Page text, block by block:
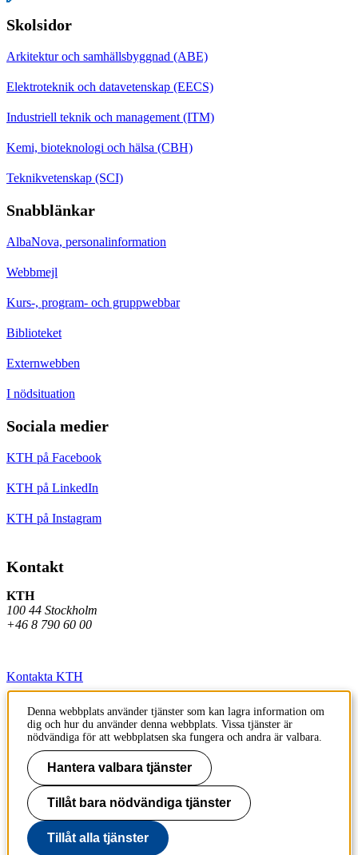
Skolsidor
Arkitektur och samhällsbyggnad (ABE)
Elektroteknik och datavetenskap (EECS)
Industriell teknik och management (ITM)
Kemi, bioteknologi och hälsa (CBH)
Teknikvetenskap (SCI)
Snabblänkar
AlbaNova, personalinformation
Webbmejl
Kurs-, program- och gruppwebbar
Biblioteket
Externwebben
I nödsituation
Sociala medier
KTH på Facebook
KTH på LinkedIn
KTH på Instagram
Kontakt
KTH
100 44 Stockholm
+46 8 790 60 00
Kontakta KTH
Jobba på KTH
Press och media
Faktura och betalning KTH
Om KTH:s webbplatser
Tillgänglighetsredogörelse
Denna webbplats använder tjänster som kan lagra information om
dig och hur du använder denna webbplats. Vissa tjänster är
nödvändiga för att webbplatsen ska fungera och andra är valbara.
Hantera valbara tjänster
Tillåt bara nödvändiga tjänster
Tillåt alla tjänster